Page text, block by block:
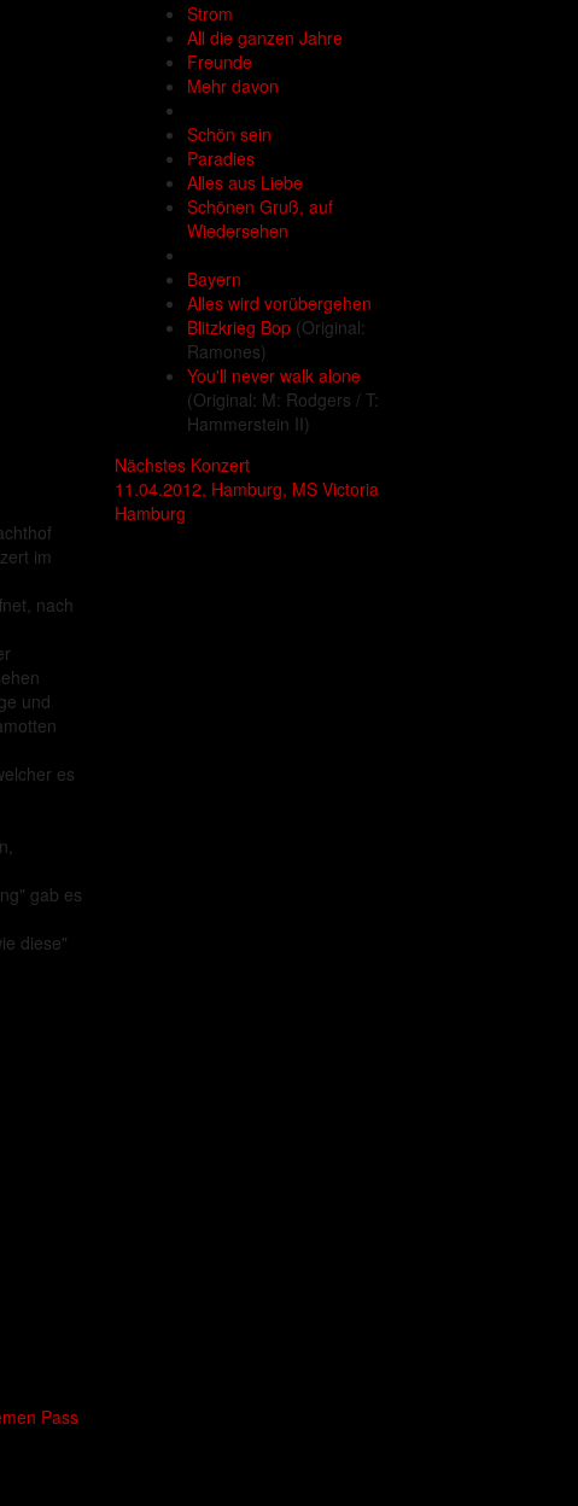
Strom
All die ganzen Jahre
Freunde
Mehr davon
Schön sein
Paradies
Alles aus Liebe
Schönen Gruß, auf
Wiedersehen
Bayern
Alles wird vorübergehen
Blitzkrieg Bop (Original:
Ramones)
You'll never walk alone
(Original: M: Rodgers / T:
Hammerstein II)
im
nach
und
es
gab es
diese"
Nächstes Konzert
11.04.2012, Hamburg, MS Victoria
Hamburg